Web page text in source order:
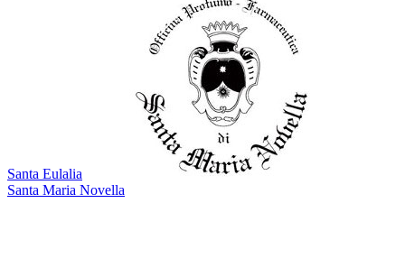
Santa Eulalia
Santa Maria Novella